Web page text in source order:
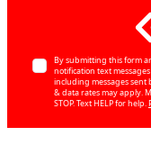
By submitting this form
notification text
including messages sent
& data rates may apply.
STOP. Text HELP for help.